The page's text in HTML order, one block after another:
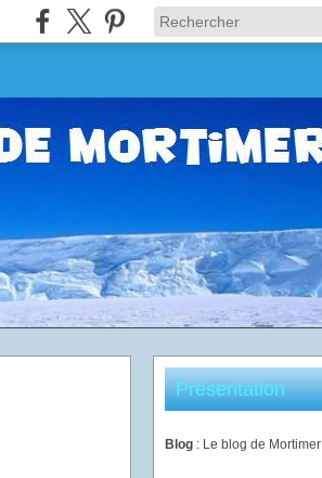
Présentation
Blog : Le blog de Mortimer